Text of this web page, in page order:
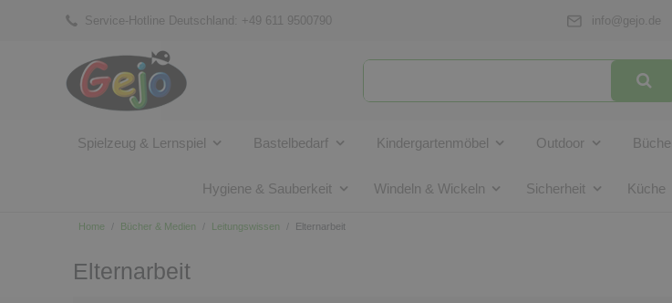
Service-Hotline Deutschland: +49 611 9500790 info@gejo.de
Spielzeug & Lernspiel Bastelbedarf Kindergartenmöbel Outdoor
Hygiene & Sauberkeit Windeln & Wickeln Sicherheit Küche
Home Bücher & Medien Leitungswissen Elternarbeit
Elternarbeit